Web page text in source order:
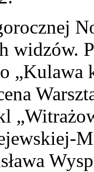
widzów.
„Kulawa